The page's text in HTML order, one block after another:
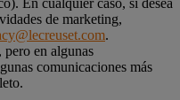
de marketing,
.
pero en algunas
comunicaciones más